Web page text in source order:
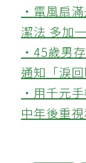
‧電風扇
潔法 多加
‧45歲男
通知「淚
‧用千元
中年後重